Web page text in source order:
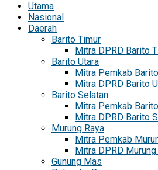
Utama
Nasional
Daerah
Barito Timur
Mitra DPRD Barito
Barito Utara
Mitra Pemkab
Mitra DPRD Barito
Barito Selatan
Mitra Pemkab
Mitra DPRD Barito
Murung Raya
Mitra Pemkab
Mitra DPRD Murung
Gunung Mas